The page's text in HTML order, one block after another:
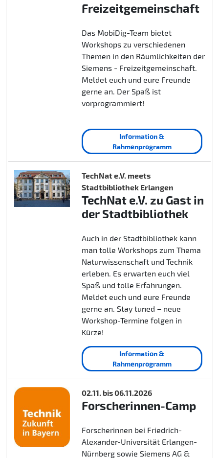
Freizeitgemeinschaft
Das MobiDig-Team bietet
Workshops zu verschiedenen
Themen in den Räumlichkeiten der
Siemens - Freizeitgemeinschaft.
Meldet euch und eure Freunde
gerne an. Der Spaß ist
vorprogrammiert!
Information &
Rahmenprogramm
TechNat e.V. meets
Stadtbibliothek Erlangen
TechNat e.V. zu Gast in
der Stadtbibliothek
Auch in der Stadtbibliothek kann
man tolle Workshops zum Thema
Naturwissenschaft und Technik
erleben. Es erwarten euch viel
Spaß und tolle Erfahrungen.
Meldet euch und eure Freunde
gerne an. Stay tuned – neue
Workshop-Termine folgen in
Kürze!
Information &
Rahmenprogramm
02.11. bis 06.11.2026
Forscherinnen-Camp
Forscherinnen bei Friedrich-
Alexander-Universität Erlangen-
Nürnberg sowie Siemens AG &